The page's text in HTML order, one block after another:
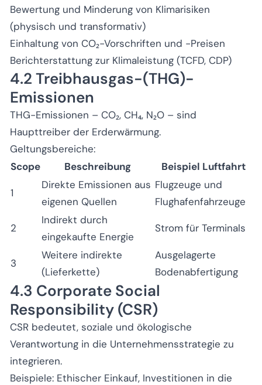
Bewertung und Minderung von Klimarisiken
(physisch und transformativ)
Einhaltung von CO₂-Vorschriften und -Preisen
Berichterstattung zur Klimaleistung (TCFD, CDP)
4.2 Treibhausgas-(THG)-
Emissionen
THG-Emissionen – CO₂, CH₄, N₂O – sind
Haupttreiber der Erderwärmung.
Geltungsbereiche:
Scope
Beschreibung Beispiel Luftfahrt
1
Direkte Emissionen aus
eigenen Quellen
Flugzeuge und
Flughafenfahrzeuge
2
Indirekt durch
eingekaufte Energie
Strom für Terminals
3
Weitere indirekte
(Lieferkette)
Ausgelagerte
Bodenabfertigung
4.3 Corporate Social
Responsibility (CSR)
CSR bedeutet, soziale und ökologische
Verantwortung in die Unternehmensstrategie zu
integrieren.
Beispiele: Ethischer Einkauf, Investitionen in die